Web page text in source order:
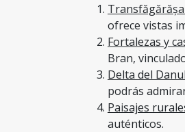
ofrece vistas
Fortalezas y
Bran,
Delta del
podrás
Paisajes
auténticos.